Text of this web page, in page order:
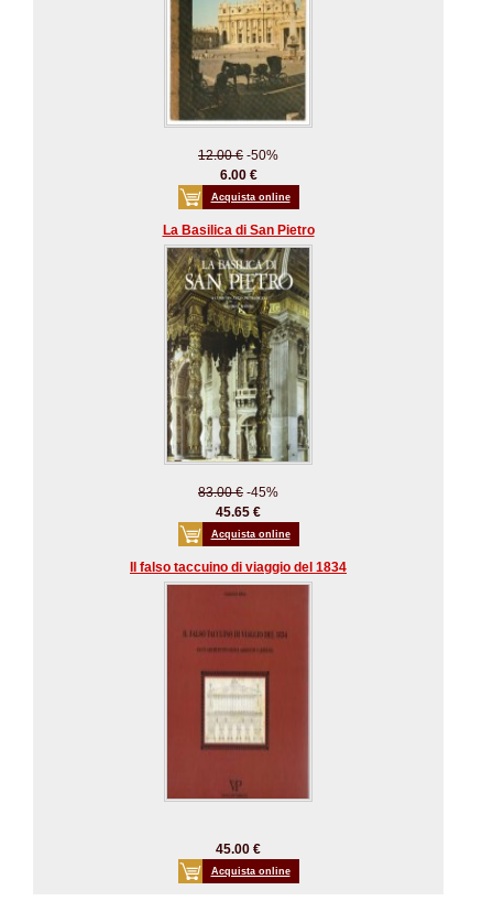
12.00 € -50%
6.00 €
Acquista online
La Basilica di San Pietro
83.00 € -45%
45.65 €
Acquista online
Il falso taccuino di viaggio del 1834
45.00 €
Acquista online